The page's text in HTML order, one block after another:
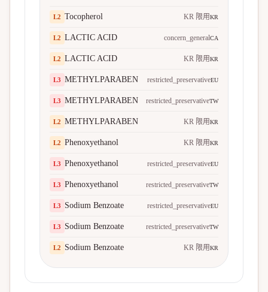
L2 Tocopherol KR 限用KR
L2 LACTIC ACID concern_generalCA
L2 LACTIC ACID KR 限用KR
L3 METHYLPARABEN restricted_preservativeEU
L3 METHYLPARABEN restricted_preservativeTW
L2 METHYLPARABEN KR 限用KR
L2 Phenoxyethanol KR 限用KR
L3 Phenoxyethanol restricted_preservativeEU
L3 Phenoxyethanol restricted_preservativeTW
L3 Sodium Benzoate restricted_preservativeEU
L3 Sodium Benzoate restricted_preservativeTW
L2 Sodium Benzoate KR 限用KR